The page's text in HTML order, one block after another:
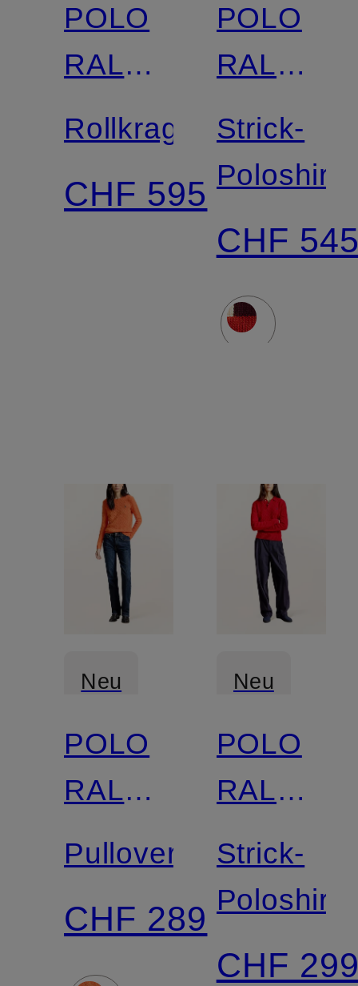
POLO
RALPH
LAUREN
Rollkragenpullover
CHF 595
POLO
RALPH
LAUREN
Strick-
Poloshirt
CHF
Neu
POLO
RALPH
LAUREN
Pullover
CHF 289
Neu
POLO
RALPH
LAUREN
Strick-
Poloshirt
CHF